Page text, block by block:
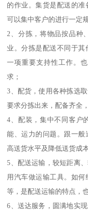
的作业。集货是配送的
可以集中客户的进行一定
2、分拣，将物品按品种
业。分拣是配送不同于
一项重要支持性工作。
求；
3、配货，使用各种拣选
要求分拣出来，配备齐全
4、配装，集中不同客户
能、运力的问题。跟一
高送货水平及降低送货成
5、配送运输，较短距离
用汽车做运输工具。如
等，是配送运输的特点，
6、送达服务，圆满地实